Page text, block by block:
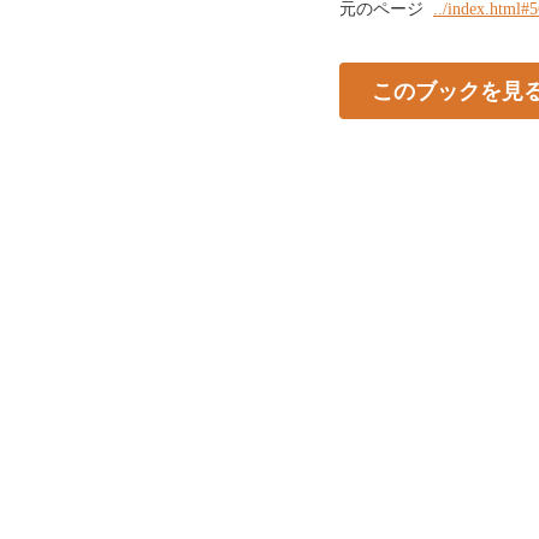
元のページ ../
このブックを見